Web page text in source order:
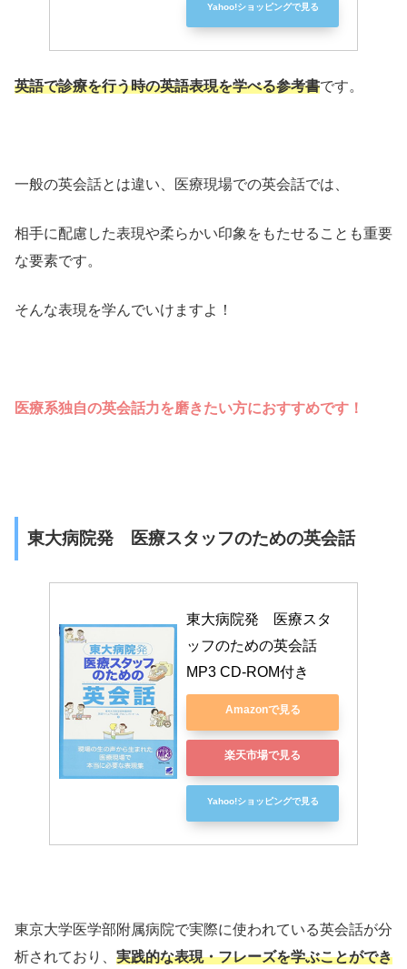
Yahoo!ショッピングで見る
英語で診療を行う時の英語表現を学べる参考書です。
一般の英会話とは違い、医療現場での英会話では、
相手に配慮した表現や柔らかい印象をもたせることも重要
な要素です。
そんな表現を学んでいけますよ！
医療系独自の英会話力を磨きたい方におすすめです！
東大病院発 医療スタッフのための英会話
東大病院発　医療スタ
ッフのための英会話
MP3 CD-ROM付き
Amazonで見る
楽天市場で見る
Yahoo!ショッピングで見る
東京大学医学部附属病院で実際に使われている英会話が分
析されており、 実践的な表現・フレーズを学ぶことができ